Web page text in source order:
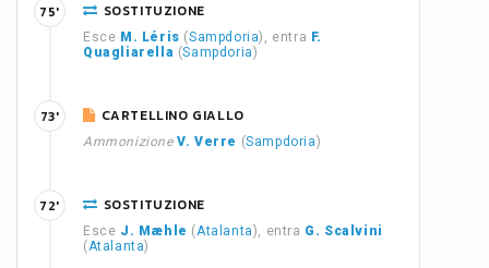
SOSTITUZIONE
Esce M. Léris (Sampdoria), entra F.
Quagliarella (Sampdoria)
75'
CARTELLINO GIALLO
Ammonizione V. Verre (Sampdoria)
73'
SOSTITUZIONE
Esce J. Mæhle (Atalanta), entra G. Scalvini
(Atalanta)
72'